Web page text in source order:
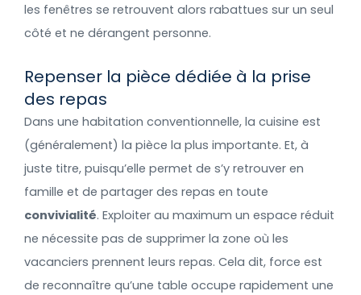
les fenêtres se retrouvent alors rabattues sur un seul
côté et ne dérangent personne.
Repenser la pièce dédiée à la prise
des repas
Dans une habitation conventionnelle, la cuisine est
(généralement) la pièce la plus importante. Et, à
juste titre, puisqu’elle permet de s’y retrouver en
famille et de partager des repas en toute
convivialité. Exploiter au maximum un espace réduit
ne nécessite pas de supprimer la zone où les
vacanciers prennent leurs repas. Cela dit, force est
de reconnaître qu’une table occupe rapidement une